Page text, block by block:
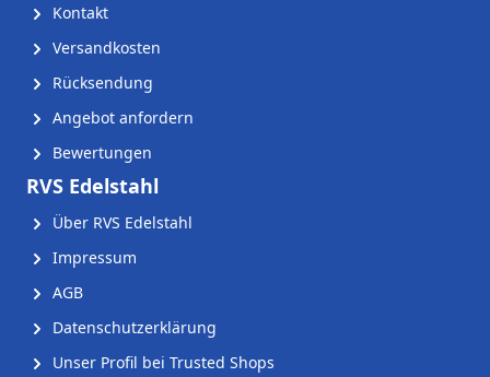
Kontakt
Versandkosten
Rücksendung
Angebot anfordern
Bewertungen
RVS Edelstahl
Über RVS Edelstahl
Impressum
AGB
Datenschutzerklärung
Unser Profil bei Trusted Shops